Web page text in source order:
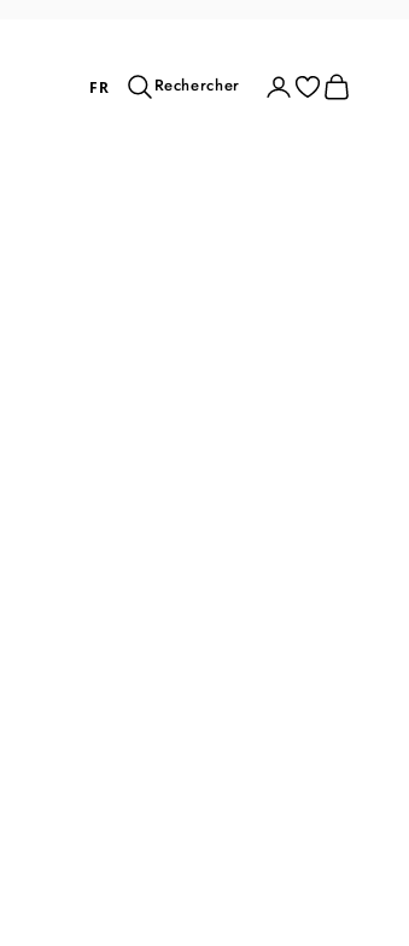
FR Rechercher
Rechercher ConnexionPanier